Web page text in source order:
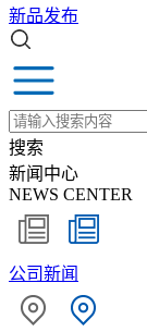
新品发布
搜索
新闻中心
NEWS CENTER
公司新闻